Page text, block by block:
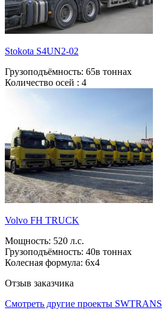
Stokota S4UN2-02
Грузоподъёмность: 65в тоннах
Количество осей : 4
Volvo FH TRUCK
Мощность: 520 л.с.
Грузоподъёмность: 40в тоннах
Колесная формула: 6х4
Отзыв заказчика
Смотреть другие проекты SWTRANS